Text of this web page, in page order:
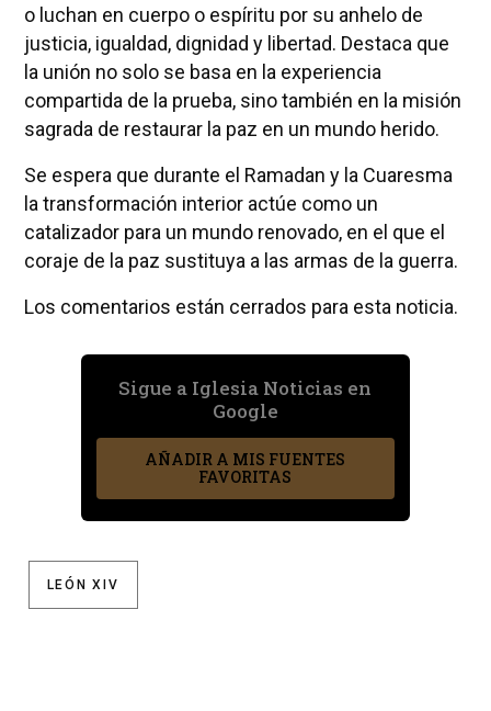
o luchan en cuerpo o espíritu por su anhelo de
justicia, igualdad, dignidad y libertad. Destaca que
la unión no solo se basa en la experiencia
compartida de la prueba, sino también en la misión
sagrada de restaurar la paz en un mundo herido.
Se espera que durante el Ramadan y la Cuaresma
la transformación interior actúe como un
catalizador para un mundo renovado, en el que el
coraje de la paz sustituya a las armas de la guerra.
Los comentarios están cerrados para esta noticia.
Sigue a Iglesia Noticias en
Google
AÑADIR A MIS FUENTES
FAVORITAS
LEÓN XIV